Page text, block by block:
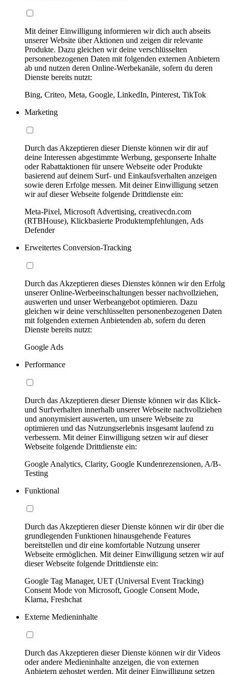
Mit deiner Einwilligung informieren wir dich auch abseits
unserer Website über Aktionen und zeigen dir relevante
Produkte. Dazu gleichen wir deine verschlüsselten
personenbezogenen Daten mit folgenden externen Anbietern
ab und nutzen deren Online-Werbekanäle, sofern du deren
Dienste bereits nutzt:
Bing, Criteo, Meta, Google, LinkedIn, Pinterest, TikTok
Marketing
Durch das Akzeptieren dieser Dienste können wir dir auf
deine Interessen abgestimmte Werbung, gesponserte Inhalte
oder Rabattaktionen für unsere Webseite oder Produkte
basierend auf deinem Surf- und Einkaufsverhalten anzeigen
sowie deren Erfolge messen. Mit deiner Einwilligung setzen
wir auf dieser Webseite folgende Drittdienste ein:
Meta-Pixel, Microsoft Advertising, creativecdn.com
(RTBHouse), Klickbasierte Produktempfehlungen, Ads
Defender
Erweitertes Conversion-Tracking
Durch das Akzeptieren dieses Dienstes können wir den Erfolg
unserer Online-Werbeeinschaltungen besser nachvollziehen,
auswerten und unser Werbeangebot optimieren. Dazu
gleichen wir deine verschlüsselten personenbezogenen Daten
mit folgenden externen Anbietenden ab, sofern du deren
Dienste bereits nutzt:
Google Ads
Performance
Durch das Akzeptieren dieser Dienste können wir das Klick-
und Surfverhalten innerhalb unserer Webseite nachvollziehen
und anonymisiert auswerten, um unsere Webseite zu
optimieren und das Nutzungserlebnis insgesamt laufend zu
verbessern. Mit deiner Einwilligung setzen wir auf dieser
Webseite folgende Drittdienste ein:
Google Analytics, Clarity, Google Kundenrezensionen, A/B-
Testing
Funktional
Durch das Akzeptieren dieser Dienste können wir dir über die
grundlegenden Funktionen hinausgehende Features
bereitstellen und dir eine komfortable Nutzung unserer
Webseite ermöglichen. Mit deiner Einwilligung setzen wir auf
dieser Webseite folgende Drittdienste ein:
Google Tag Manager, UET (Universal Event Tracking)
Consent Mode von Microsoft, Google Consent Mode,
Klarna, Freshchat
Externe Medieninhalte
Durch das Akzeptieren dieser Dienste können wir dir Videos
oder andere Medieninhalte anzeigen, die von externen
Anbietern gehostet werden. Mit deiner Einwilligung setzen